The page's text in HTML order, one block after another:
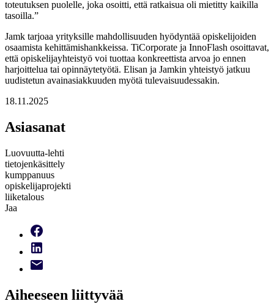
toteutuksen puolelle, joka osoitti, että ratkaisua oli mietitty kaikilla
tasoilla.”
Jamk tarjoaa yrityksille mahdollisuuden hyödyntää opiskelijoiden
osaamista kehittämishankkeissa. TiCorporate ja InnoFlash osoittavat,
että opiskelijayhteistyö voi tuottaa konkreettista arvoa jo ennen
harjoittelua tai opinnäytetyötä. Elisan ja Jamkin yhteistyö jatkuu
uudistetun avainasiakkuuden myötä tulevaisuudessakin.
18.11.2025
Asiasanat
Luovuutta-lehti
tietojenkäsittely
kumppanuus
opiskelijaprojekti
liiketalous
Jaa
Aiheeseen liittyvää